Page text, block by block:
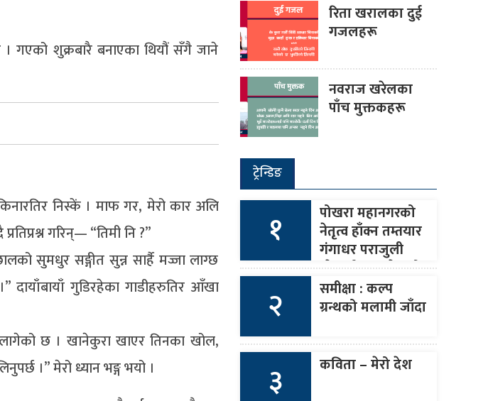
। गएको शुक्रबारै बनाएका थियौं सँगै जाने
निस्कें । माफ गर, मेरो कार अलि
गरिन्— “तिमी नि ?”
सुमधुर सङ्गीत सुन्न सार्है मज्जा लाग्छ
दायाँबायाँ गुडिरहेका गाडीहरुतिर आँखा
लागेको छ । खानेकुरा खाएर तिनका खोल,
।” मेरो ध्यान भङ्ग भयो ।
रिता खरालका दुई
गजलहरू
नवराज खरेलका
पाँच मुक्तकहरू
ट्रेन्डिङ
१ पोखरा महानगरको
नेतृत्व हाँक्न तम्तयार
गंगाधर पराजुली
(नेपाली कांङ्ग्रेसको
आसन्न १४औँ
महाधिवेशन)
२ समीक्षा : कल्प
ग्रन्थको मलामी जाँदा
३ कविता – मेरो देश